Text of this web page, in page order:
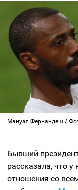
Мануэл Фернандеш /
Бывший
рассказала, что
отношения со